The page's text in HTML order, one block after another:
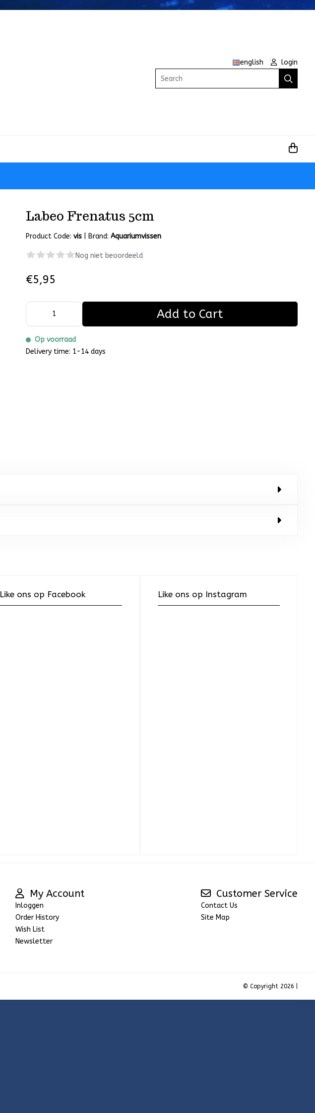
english
login
Search
Labeo Frenatus 5cm
Product Code:vis Brand:Aquariumvissen
Nog niet beoordeeld
€5,95
Add to Cart
Op voorraad
Delivery time: 1-14 days
Like ons op Facebook Like ons op Instagram
My Account
Inloggen
Order History
Wish List
Newsletter
Customer Service
Contact Us
Site Map
© Copyright 2026 |